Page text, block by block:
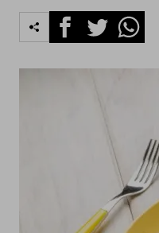
FacebookTwitter